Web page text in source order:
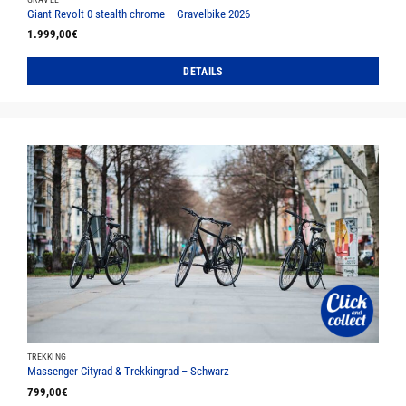
Giant Revolt 0 stealth chrome – Gravelbike 2026
1.999,00€
DETAILS
mehrere
Varianten
auf.
Die
Optionen
können
auf
der
Produktseite
TREKKING
Massenger Cityrad & Trekkingrad – Schwarz
799,00€